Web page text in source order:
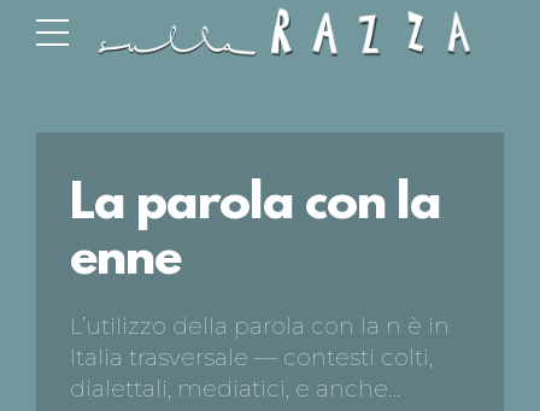
La parola con la
enne
L’utilizzo della parola con la n è in
Italia trasversale — contesti colti,
dialettali, mediatici, e anche